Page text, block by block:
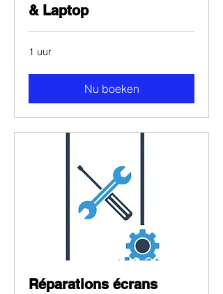
& Laptop
1 uur
Nu boeken
Réparations écrans